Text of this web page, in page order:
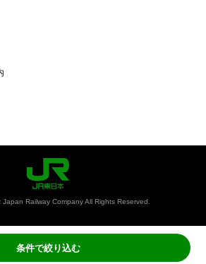
条件で絞り込む
Railway Company All Rights Reserved.